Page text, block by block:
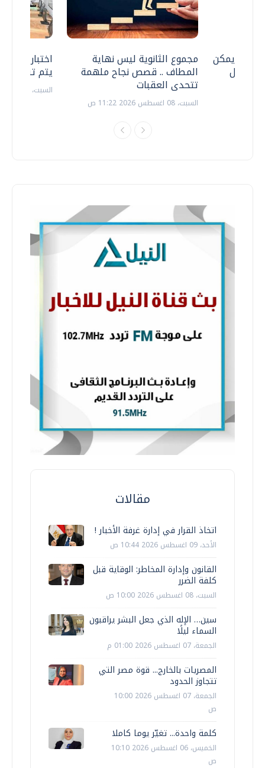
اختبارات
يتم
السبت، 18 يوليو 2026 09:22 ص
مجموع الثانوية ليس نهاية
المطاف .. قصص نجاح ملهمة
تتحدى العقبات
السبت، 08 اغسطس 2026 11:22 ص
.. هل يمكن
نتعامل
مقالات
اتخاذ القرار في إدارة غرفة الأخبار !
الأحد، 09 اغسطس 2026 10:44 ص
القانون وإدارة المخاطر: الوقاية قبل
كلفة الضرر
السبت، 08 اغسطس 2026 10:00 ص
سين… الإله الذي جعل البشر يراقبون
السماء ليلًا
الجمعة، 07 اغسطس 2026 01:00 م
المصريات بالخارج... قوة مصر التي
تتجاوز الحدود
الجمعة، 07 اغسطس 2026 10:00
ص
كلمة واحدة... تغيّر يوما كاملا
الخميس، 06 اغسطس 2026 10:10
ص